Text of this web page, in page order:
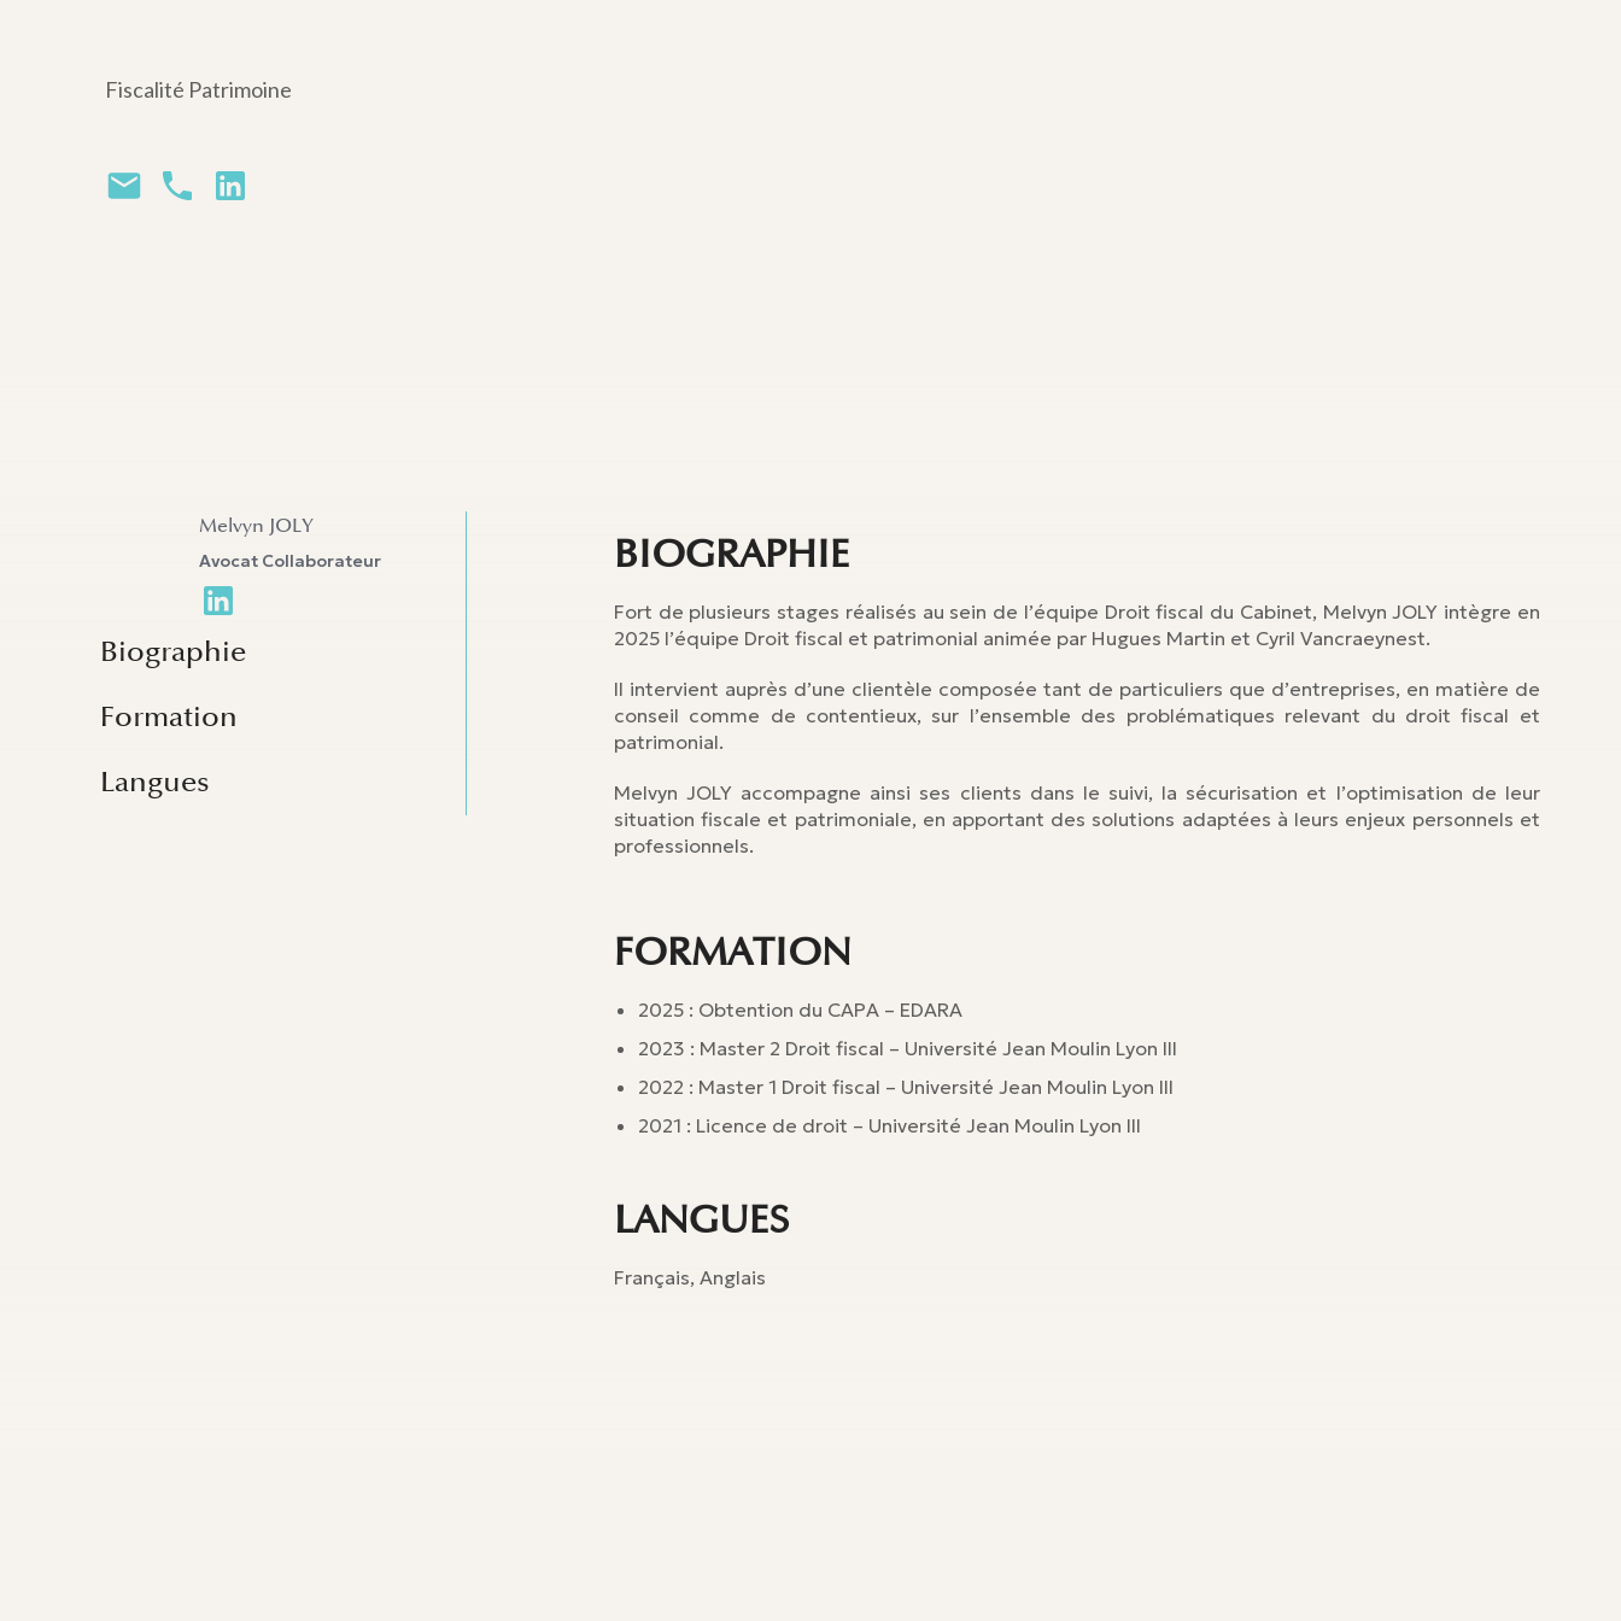
Fiscalité Patrimoine
Melvyn JOLY
Avocat Collaborateur
Biographie
Formation
Langues
BIOGRAPHIE
Fort de plusieurs stages réalisés au sein de l’équipe Droit fiscal du Cabinet, Melvyn JOLY intègre en
2025 l’équipe Droit fiscal et patrimonial animée par Hugues Martin et Cyril Vancraeynest.
Il intervient auprès d’une clientèle composée tant de particuliers que d’entreprises, en matière de
conseil comme de contentieux, sur l’ensemble des problématiques relevant du droit fiscal et
patrimonial.
Melvyn JOLY accompagne ainsi ses clients dans le suivi, la sécurisation et l’optimisation de leur
situation fiscale et patrimoniale, en apportant des solutions adaptées à leurs enjeux personnels et
professionnels.
FORMATION
2025 : Obtention du CAPA – EDARA
2023 : Master 2 Droit fiscal – Université Jean Moulin Lyon III
2022 : Master 1 Droit fiscal – Université Jean Moulin Lyon III
2021 : Licence de droit – Université Jean Moulin Lyon III
LANGUES
Français, Anglais